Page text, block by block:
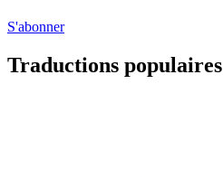
S'abonner
Traductions populaires